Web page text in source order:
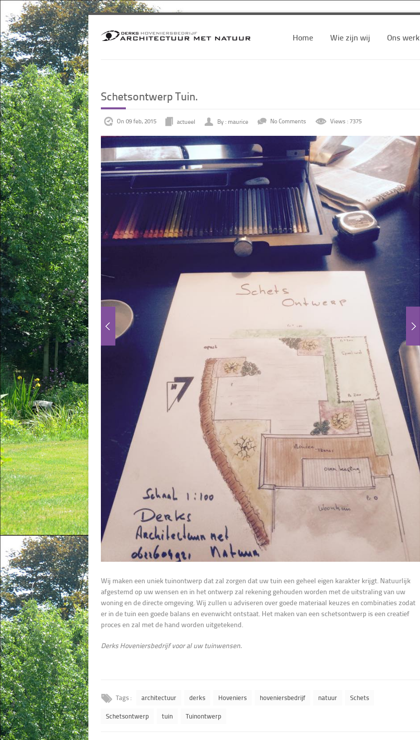
Home Wie zijn wij Ons werk
Schetsontwerp Tuin.
On 09 feb, 2015 actueel By : maurice No Comments Views : 7375
Wij maken een uniek tuinontwerp dat zal zorgen dat uw tuin een geheel eigen karakter krijgt. Natuurlijk
afgestemd op uw wensen en in het ontwerp zal rekening gehouden worden met de uitstraling van uw
woning en de directe omgeving. Wij zullen u adviseren over goede materiaal keuzes en combinaties zodat
er in de tuin een goede balans en evenwicht ontstaat. Het maken van een schetsontwerp is een creatief
proces en zal met de hand worden uitgetekend.
Derks Hoveniersbedrijf voor al uw tuinwensen.
Tags : architectuur derks Hoveniers hoveniersbedrijf natuur Schets
Schetsontwerp tuin Tuinontwerp